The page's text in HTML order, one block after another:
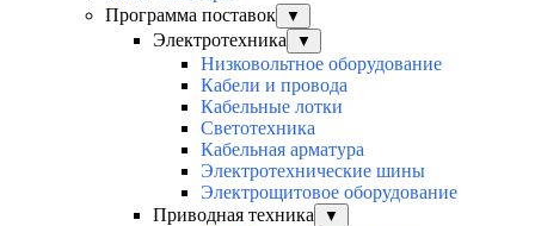
Программа поставок
▼
Электротехника ▼
Низковольтное оборудование
Кабели и провода
Кабельные лотки
Светотехника
Кабельная арматура
Электротехнические шины
Электрощитовое оборудование
Приводная техника
▼